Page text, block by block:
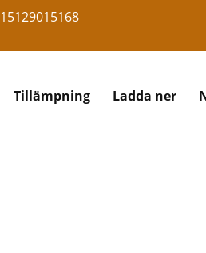
Tillämpning Ladda ner